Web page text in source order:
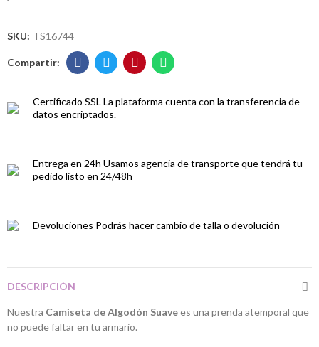
SKU: TS16744
Certificado SSL La plataforma cuenta con la transferencia de
datos encriptados.
Entrega en 24h Usamos agencia de transporte que tendrá tu
pedido listo en 24/48h
Devoluciones Podrás hacer cambio de talla o devolución
DESCRIPCIÓN
Nuestra Camiseta de Algodón Suavees una prenda atemporal que
no puede faltar en tu armario.